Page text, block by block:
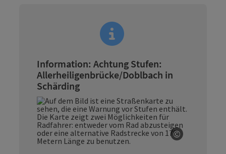
Information: Achtung Stufen:
Allerheiligenbrücke/Doblbach in
Schärding
©